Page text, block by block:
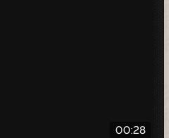
00:28